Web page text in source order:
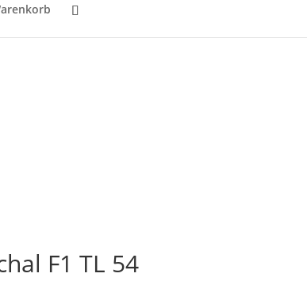
F1 TL 54